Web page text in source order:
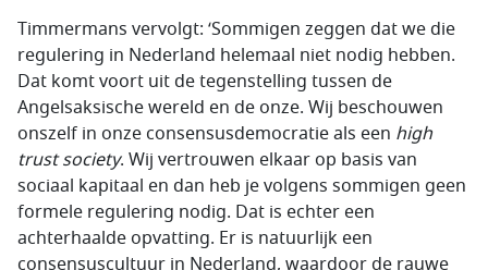
Timmermans vervolgt: ‘Sommigen zeggen dat we die
regulering in Nederland helemaal niet nodig hebben.
Dat komt voort uit de tegenstelling tussen de
Angelsaksische wereld en de onze. Wij beschouwen
onszelf in onze consensusdemocratie als een high
trust society. Wij vertrouwen elkaar op basis van
sociaal kapitaal en dan heb je volgens sommigen geen
formele regulering nodig. Dat is echter een
achterhaalde opvatting. Er is natuurlijk een
consensuscultuur in Nederland, waardoor de rauwe